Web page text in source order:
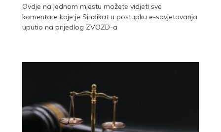
Ovdje na jednom mjestu možete vidjeti sve
komentare koje je Sindikat u postupku e-savjetovanja
uputio na prijedlog ZVOZD-a